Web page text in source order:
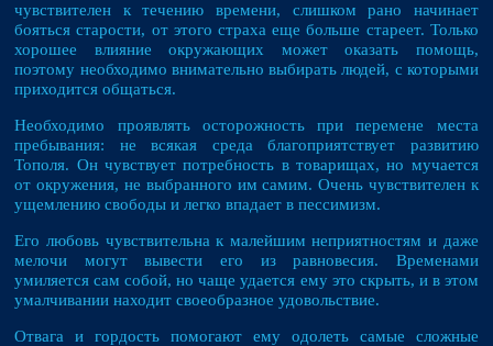
чувствителен к течению времени, слишком рано начинает
бояться старости, от этого страха еще больше стареет. Только
хорошее влияние окружающих может оказать помощь,
поэтому необходимо внимательно выбирать людей, с которыми
приходится общаться.
Необходимо проявлять осторожность при перемене места
пребывания: не всякая среда благоприятствует развитию
Тополя. Он чувствует потребность в товарищах, но мучается
от окружения, не выбранного им самим. Очень чувствителен к
ущемлению свободы и легко впадает в пессимизм.
Его любовь чувствительна к малейшим неприятностям и даже
мелочи могут вывести его из равновесия. Временами
умиляется сам собой, но чаще удается ему это скрыть, и в этом
умалчивании находит своеобразное удовольствие.
Отвага и гордость помогают ему одолеть самые сложные